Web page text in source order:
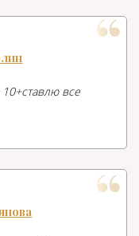
10+ставлю все